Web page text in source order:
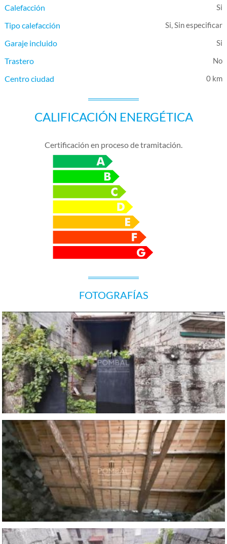
Calefacción
Tipo calefacción
Si, Sin especificar
Garaje incluido
Trastero
Centro ciudad
0 km
CALIFICACIÓN ENERGÉTICA
Certificación en proceso de tramitación.
FOTOGRAFÍAS